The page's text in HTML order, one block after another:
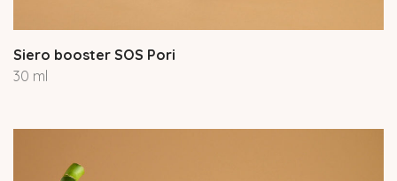
Siero booster SOS Pori
30 ml